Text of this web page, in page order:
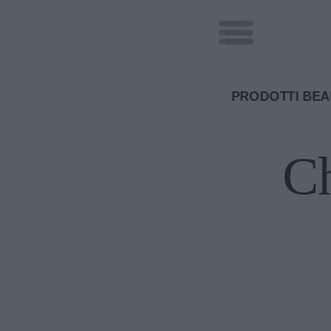
PRODOTTI